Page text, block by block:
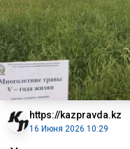
https://kazpravda.kz
16 Июня 2026 10:29